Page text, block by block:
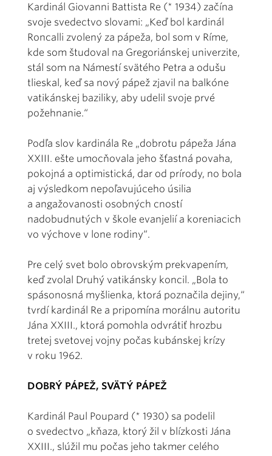
Kardinál Giovanni Battista Re (* 1934) začína
svoje svedectvo slovami: „Keď bol kardinál
Roncalli zvolený za pápeža, bol som v Ríme,
kde som študoval na Gregoriánskej univerzite,
stál som na Námestí svätého Petra a odušu
tlieskal, keď sa nový pápež zjavil na balkóne
vatikánskej baziliky, aby udelil svoje prvé
požehnanie.“
Podľa slov kardinála Re „dobrotu pápeža Jána
XXIII. ešte umocňovala jeho šťastná povaha,
pokojná a optimistická, dar od prírody, no bola
aj výsledkom nepoľavujúceho úsilia
a angažovanosti osobných cností
nadobudnutých v škole evanjelií a koreniacich
vo výchove v lone rodiny“.
Pre celý svet bolo obrovským prekvapením,
keď zvolal Druhý vatikánsky koncil. „Bola to
spásonosná myšlienka, ktorá poznačila dejiny,“
tvrdí kardinál Re a pripomína morálnu autoritu
Jána XXIII., ktorá pomohla odvrátiť hrozbu
tretej svetovej vojny počas kubánskej krízy
v roku 1962.
DOBRÝ PÁPEŽ, SVÄTÝ PÁPEŽ
Kardinál Paul Poupard (* 1930) sa podelil
o svedectvo „kňaza, ktorý žil v blízkosti Jána
XXIII., slúžil mu počas jeho takmer celého